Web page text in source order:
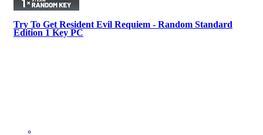
Try To Get Resident Evil Requiem - Random Standard
Edition 1 Key PC